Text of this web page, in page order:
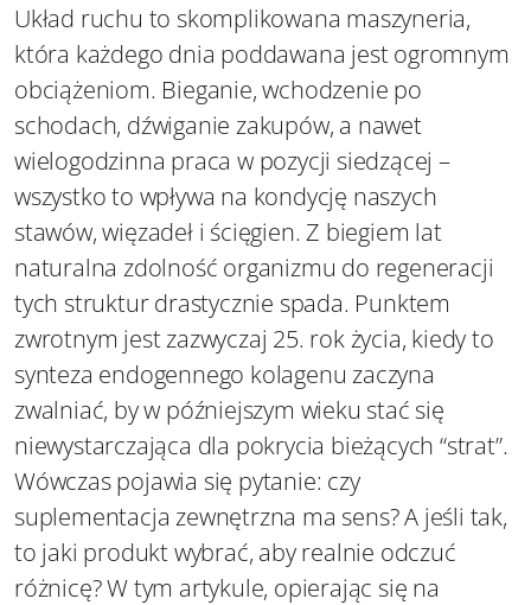
Układ ruchu to skomplikowana maszyneria,
która każdego dnia poddawana jest ogromnym
obciążeniom. Bieganie, wchodzenie po
schodach, dźwiganie zakupów, a nawet
wielogodzinna praca w pozycji siedzącej –
wszystko to wpływa na kondycję naszych
stawów, więzadeł i ścięgien. Z biegiem lat
naturalna zdolność organizmu do regeneracji
tych struktur drastycznie spada. Punktem
zwrotnym jest zazwyczaj 25. rok życia, kiedy to
synteza endogennego kolagenu zaczyna
zwalniać, by w późniejszym wieku stać się
niewystarczająca dla pokrycia bieżących “strat”.
Wówczas pojawia się pytanie: czy
suplementacja zewnętrzna ma sens? A jeśli tak,
to jaki produkt wybrać, aby realnie odczuć
różnicę? W tym artykule, opierając się na